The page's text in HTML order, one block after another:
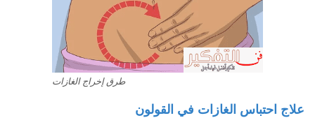
طرق إخراج الغازات
علاج احتباس الغازات في القولون